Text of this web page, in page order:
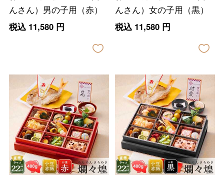
んさん）男の子用（赤）
税込 11,580円
んさん）女の子用（黒）
税込 11,580円